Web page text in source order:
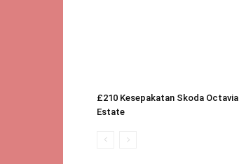
£210 Kesepakatan Skoda Octavia
Estate